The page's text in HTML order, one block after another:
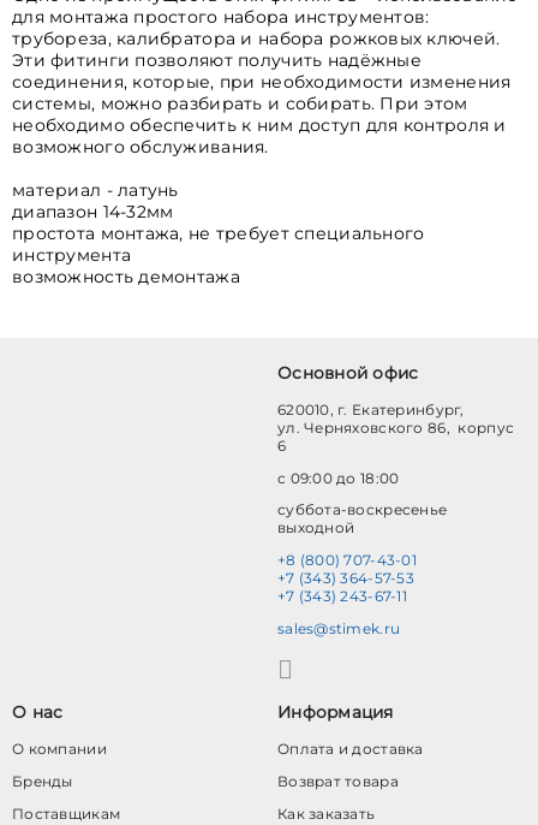
для монтажа простого набора инструментов:
трубореза, калибратора и набора рожковых ключей.
Эти фитинги позволяют получить надёжные
соединения, которые, при необходимости изменения
системы, можно разбирать и собирать. При этом
необходимо обеспечить к ним доступ для контроля и
возможного обслуживания.
материал - латунь
диапазон 14-32мм
простота монтажа, не требует специального
инструмента
возможность демонтажа
Основной офис
620010, г. Екатеринбург,
ул. Черняховского 86, корпус
6
с 09:00 до 18:00
суббота-воскресенье
выходной
+8 (800) 707-43-01
+7 (343) 364-57-53
+7 (343) 243-67-11
sales@stimek.ru
О нас
О компании
Бренды
Поставщикам
Информация
Оплата и доставка
Возврат товара
Как заказать